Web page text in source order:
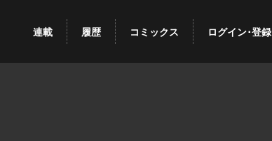
連載 履歴 コミックス ログイン･登録